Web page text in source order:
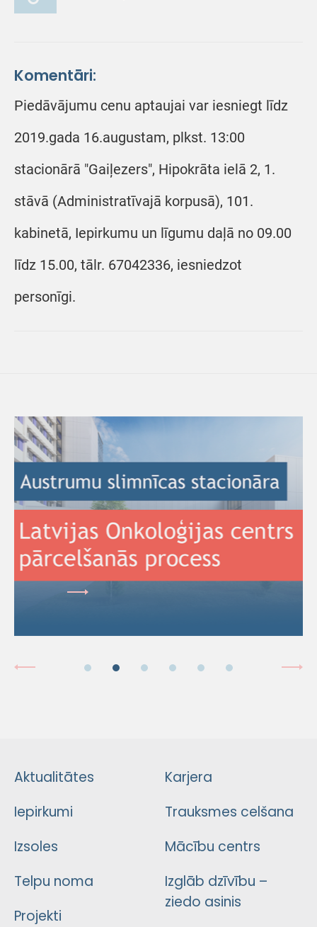
Komentāri:
Piedāvājumu cenu aptaujai var iesniegt līdz
2019.gada 16.augustam, plkst. 13:00
stacionārā "Gaiļezers", Hipokrāta ielā 2, 1.
stāvā (Administratīvajā korpusā), 101.
kabinetā, Iepirkumu un līgumu daļā no 09.00
līdz 15.00, tālr. 67042336, iesniedzot
personīgi.
Aktualitātes
Iepirkumi
Izsoles
Telpu noma
Projekti
Karjera
Trauksmes celšana
Mācību centrs
Izglāb dzīvību –
ziedo asinis